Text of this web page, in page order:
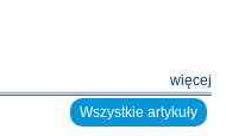
więcej
Wszystkie artykuły